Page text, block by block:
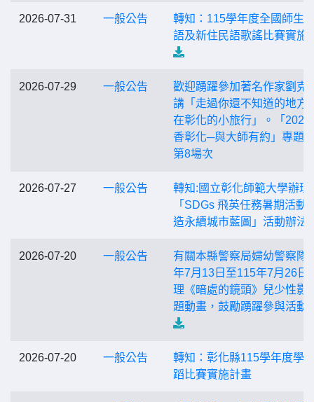
2026-07-31 一般公告
轉知：115學年度全國師生
語及新住民語歌謠比賽實施
2026-07-29 一般公告
歡迎踴躍參加著名作家劉克
講「走過你還不知道的地
在彰化的小旅行」。「2026
香彰化─與大師有約」專題
第8場次
2026-07-27 一般公告
轉知:國立彰化師範大學辦理
「SDGs 飛英任務暑期活動-
造永續城市藍圖」活動辦法
2026-07-20 一般公告
有關本縣警察局婦幼警察隊
年7月13日至115年7月26日
理《暗處的鏡頭》兒少性影
題動畫，鼓勵踴躍參與活動
2026-07-20 一般公告
轉知：彰化縣115學年度學
蹈比賽實施計畫